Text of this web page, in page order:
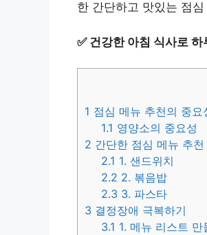
한 간단하고 맛있는 점
✅ 건강한 아침 식사로
1 점심 메뉴 추천의 중요
1.1 영양소의 중요성
2 간단한 점심 메뉴 추천
2.1 1. 샌드위치
2.2 2. 볶음밥
2.3 3. 파스타
3 결정장애 극복하기
3.1 1. 메뉴 리스트 만